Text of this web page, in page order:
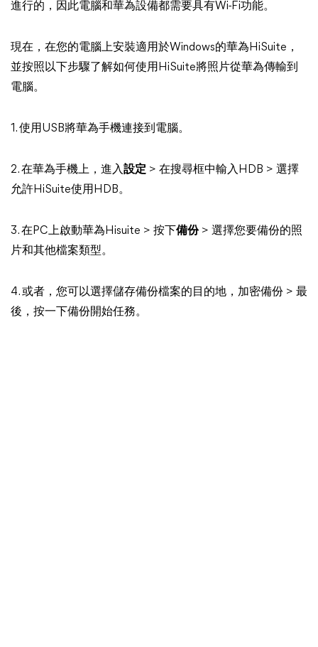
進行的，因此電腦和華為設備都需要具有Wi-Fi功能。
現在，在您的電腦上安裝適用於Windows的華為HiSuite，
並按照以下步驟了解如何使用HiSuite將照片從華為傳輸到
電腦。
1. 使用USB將華為手機連接到電腦。
2. 在華為手機上，進入設定 > 在搜尋框中輸入HDB > 選擇
允許HiSuite使用HDB。
3. 在PC上啟動華為Hisuite > 按下備份> 選擇您要備份的照
片和其他檔案類型。
4. 或者，您可以選擇儲存備份檔案的目的地，加密備份 > 最
後，按一下備份開始任務。